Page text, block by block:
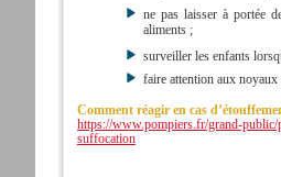
ne pas laisser à portée
aliments ;
surveiller les enfants
faire attention aux noyaux
Comment réagir en cas
https://www.pompiers.fr/grand-public/
suffocation